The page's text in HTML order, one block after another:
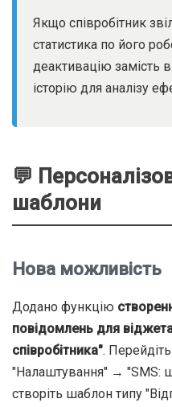
Якщо співробітник
статистика по його
деактивацію замість
історію для аналізу
💬
шаблони
Нова можливість
Додано функцію
повідомлень для
співробітника".
"Налаштування" → "SMS:
створіть шаблон типу